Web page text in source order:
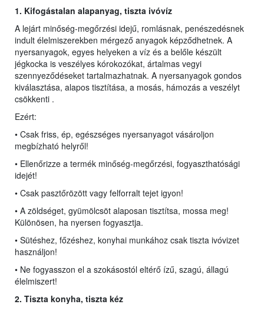
1. Kifogástalan alapanyag, tiszta ivóvíz
A lejárt minőség-megőrzési idejű, romlásnak, penészedésnek
indult élelmiszerekben mérgező anyagok képződhetnek. A
nyersanyagok, egyes helyeken a víz és a belőle készült
jégkocka is veszélyes kórokozókat, ártalmas vegyi
szennyeződéseket tartalmazhatnak. A nyersanyagok gondos
kiválasztása, alapos tisztítása, a mosás, hámozás a veszélyt
csökkenti .
Ezért:
• Csak friss, ép, egészséges nyersanyagot vásároljon
megbízható helyről!
• Ellenőrizze a termék minőség-megőrzési, fogyaszthatósági
idejét!
• Csak pasztőrözött vagy felforralt tejet igyon!
• A zöldséget, gyümölcsöt alaposan tisztítsa, mossa meg!
Különösen, ha nyersen fogyasztja.
• Sütéshez, főzéshez, konyhai munkához csak tiszta ivóvizet
használjon!
• Ne fogyasszon el a szokásostól eltérő ízű, szagú, állagú
élelmiszert!
2. Tiszta konyha, tiszta kéz